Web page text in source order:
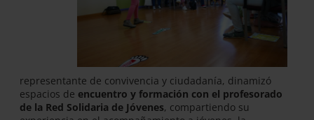
representante de convivencia y ciudadanía, dinamizó
espacios de encuentro y formación con el profesorado
de la Red Solidaria de Jóvenes, compartiendo su